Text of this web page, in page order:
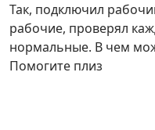
Так, подключил
рабочие, проверял
нормальные. В чем
Помогите плиз